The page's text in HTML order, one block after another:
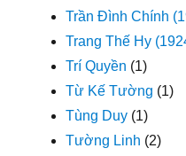
Trần Đình Chính
Trang Thế Hy
Trí Quyền (1)
Từ Kế Tường (1)
Tùng Duy (1)
Tường Linh (2)